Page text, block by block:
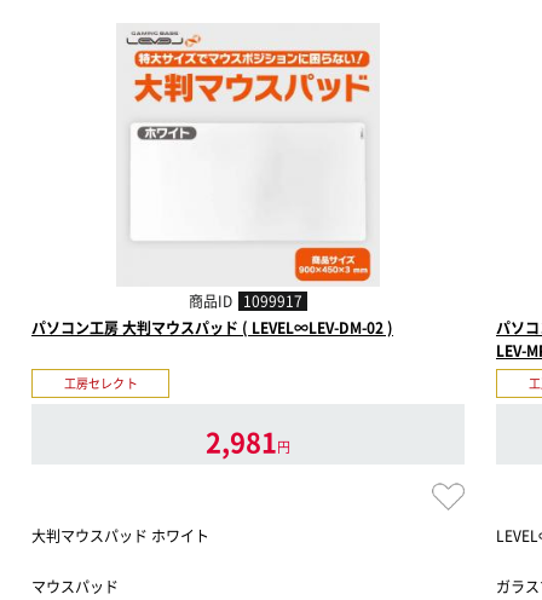
商品ID 1099917
パソコン工房 大判マウスパッド ( LEVEL∞LEV-DM-02 )
工房セレクト
2,981円
大判マウスパッド ホワイト
マウスパッド
パソ
LEV-
ガラ